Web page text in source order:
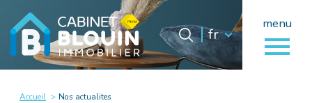
menu
Langue
fr
Accueil 0 Langue
fr
Accueil Nos actualites